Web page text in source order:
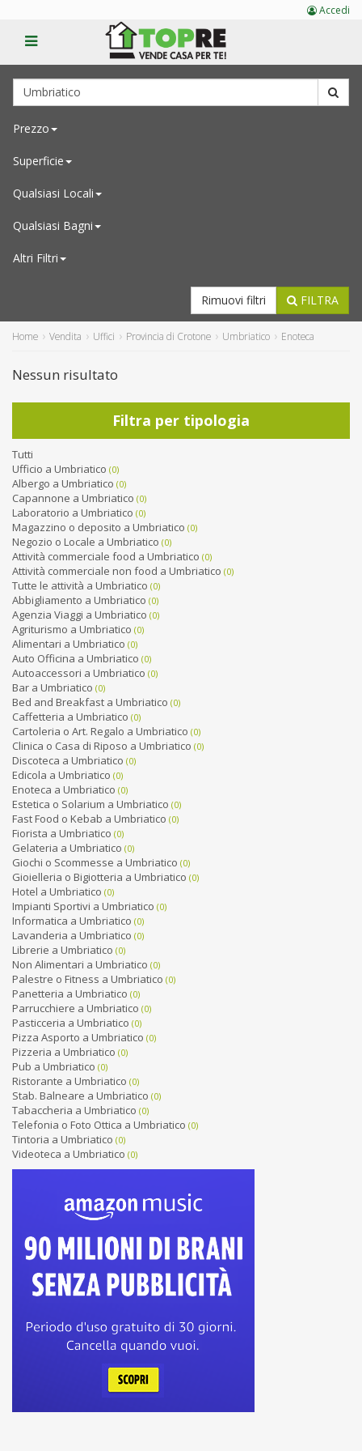
Prezzo
Superficie
Qualsiasi Locali
Qualsiasi Bagni
Altri Filtri
FILTRA
Rimuovi filtri
Home Vendita Uffici Provincia di Crotone Umbriatico Enoteca
Nessun risultato
Filtra per tipologia
Tutti
Ufficio a Umbriatico (0)
Albergo a Umbriatico (0)
Capannone a Umbriatico (0)
Laboratorio a Umbriatico (0)
Magazzino o deposito a Umbriatico (0)
Negozio o Locale a Umbriatico (0)
Attività commerciale food a Umbriatico (0)
Attività commerciale non food a Umbriatico (0)
Tutte le attività a Umbriatico (0)
Abbigliamento a Umbriatico (0)
Agenzia Viaggi a Umbriatico (0)
Agriturismo a Umbriatico (0)
Alimentari a Umbriatico (0)
Auto Officina a Umbriatico (0)
Autoaccessori a Umbriatico (0)
Bar a Umbriatico (0)
Bed and Breakfast a Umbriatico (0)
Caffetteria a Umbriatico (0)
Cartoleria o Art. Regalo a Umbriatico (0)
Clinica o Casa di Riposo a Umbriatico (0)
Discoteca a Umbriatico (0)
Edicola a Umbriatico (0)
Enoteca a Umbriatico (0)
Estetica o Solarium a Umbriatico (0)
Fast Food o Kebab a Umbriatico (0)
Fiorista a Umbriatico (0)
Gelateria a Umbriatico (0)
Giochi o Scommesse a Umbriatico (0)
Gioielleria o Bigiotteria a Umbriatico (0)
Hotel a Umbriatico (0)
Impianti Sportivi a Umbriatico (0)
Informatica a Umbriatico (0)
Lavanderia a Umbriatico (0)
Librerie a Umbriatico (0)
Non Alimentari a Umbriatico (0)
Palestre o Fitness a Umbriatico (0)
Panetteria a Umbriatico (0)
Parrucchiere a Umbriatico (0)
Pasticceria a Umbriatico (0)
Pizza Asporto a Umbriatico (0)
Pizzeria a Umbriatico (0)
Pub a Umbriatico (0)
Ristorante a Umbriatico (0)
Stab. Balneare a Umbriatico (0)
Tabaccheria a Umbriatico (0)
Telefonia o Foto Ottica a Umbriatico (0)
Tintoria a Umbriatico (0)
Videoteca a Umbriatico (0)
Accedi